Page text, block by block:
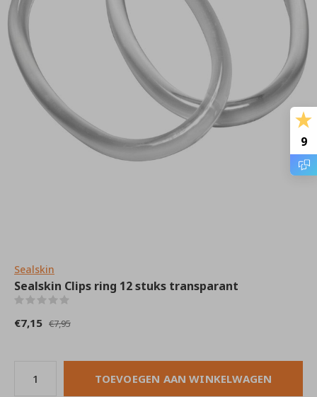
Sealskin
Sealskin Clips ring 12 stuks transparant
€7,15 €7,95
TOEVOEGEN AAN WINKELWAGEN
9